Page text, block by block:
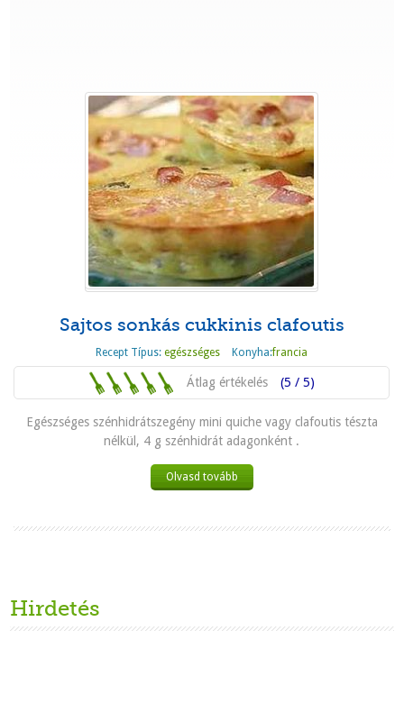
Sajtos sonkás cukkinis clafoutis
Recept Típus:egészséges Konyha:francia
Átlag értékelés (5 / 5)
Egészséges szénhidrátszegény mini quiche vagy clafoutis tészta
nélkül, 4 g szénhidrát adagonként .
Olvasd tovább
Hirdetés